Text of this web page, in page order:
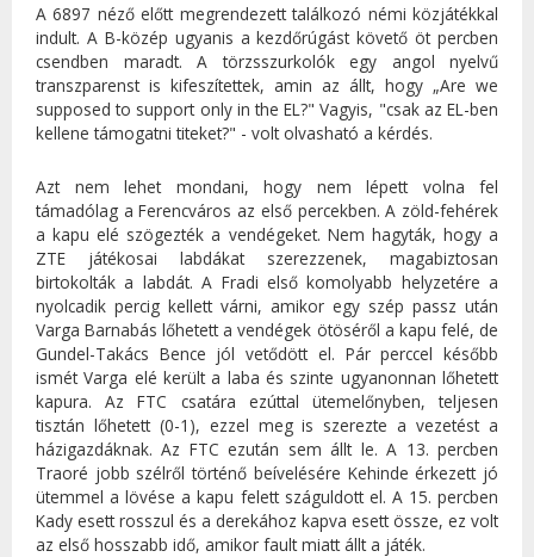
A 6897 néző előtt megrendezett találkozó némi közjátékkal
indult. A B-közép ugyanis a kezdőrúgást követő öt percben
csendben maradt. A törzsszurkolók egy angol nyelvű
transzparenst is kifeszítettek, amin az állt, hogy „Are we
supposed to support only in the EL?" Vagyis, "csak az EL-ben
kellene támogatni titeket?" - volt olvasható a kérdés.
Azt nem lehet mondani, hogy nem lépett volna fel
támadólag a Ferencváros az első percekben. A zöld-fehérek
a kapu elé szögezték a vendégeket. Nem hagyták, hogy a
ZTE játékosai labdákat szerezzenek, magabiztosan
birtokolták a labdát. A Fradi első komolyabb helyzetére a
nyolcadik percig kellett várni, amikor egy szép passz után
Varga Barnabás lőhetett a vendégek ötöséről a kapu felé, de
Gundel-Takács Bence jól vetődött el. Pár perccel később
ismét Varga elé került a laba és szinte ugyanonnan lőhetett
kapura. Az FTC csatára ezúttal ütemelőnyben, teljesen
tisztán lőhetett (0-1), ezzel meg is szerezte a vezetést a
házigazdáknak. Az FTC ezután sem állt le. A 13. percben
Traoré jobb szélről történő beívelésére Kehinde érkezett jó
ütemmel a lövése a kapu felett száguldott el. A 15. percben
Kady esett rosszul és a derekához kapva esett össze, ez volt
az első hosszabb idő, amikor fault miatt állt a játék.